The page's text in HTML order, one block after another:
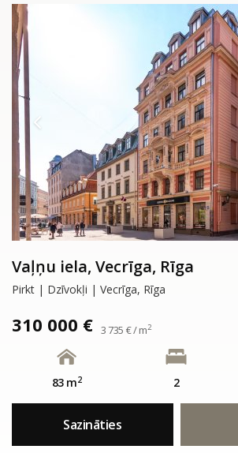
Vaļņu iela, Vecrīga, Rīga
Pirkt | Dzīvokļi | Vecrīga, Rīga
310 000 € 3 735 € / m2
83 m2 2
Sazināties